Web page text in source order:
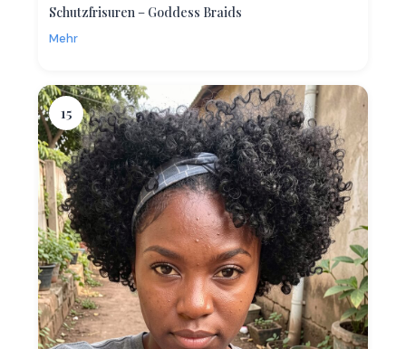
Schutzfrisuren – Goddess Braids
Mehr
15